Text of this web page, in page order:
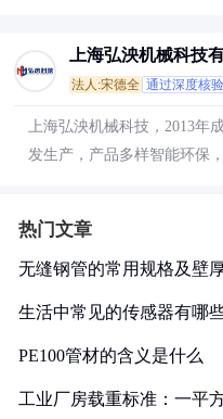
上海弘泱机械科技
法人:宋德全 通过深度核验
上海弘泱机械科技，2013年
发生产，产品多样智能环保
热门文章
无缝钢管的常用规格及壁
生活中常见的传感器有哪
PE100管材的含义是什么
工业厂房载重标准：一平